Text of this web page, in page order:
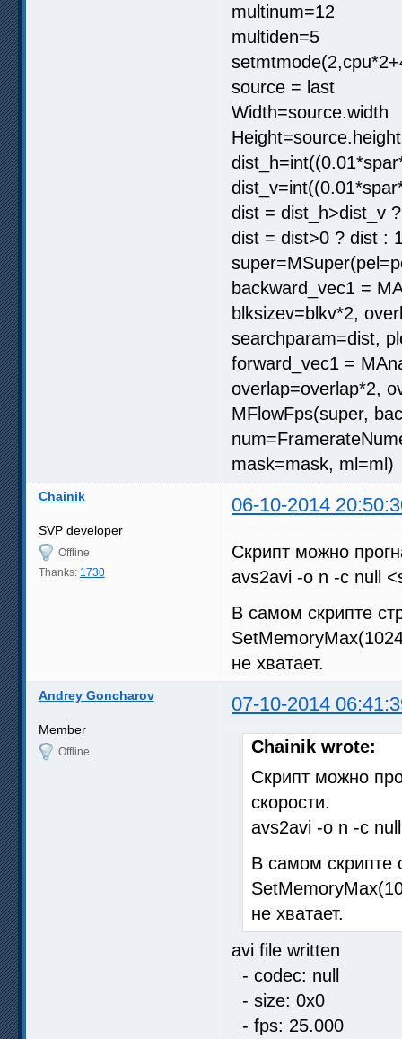
multinum=12
multiden=5
source = last
Width=source.width
Height=source.height
dist = dist_h>dist_v
dist = dist>0 ? dist :
backward_vec1 =
blksizev=blkv*2,
searchparam=dist,
forward_vec1 =
overlap=overlap*2,
MFlowFps(super,
mask=mask, ml=ml)
Chainik 06-10-2014
SVP developer
Offline
Thanks: 1730
Скрипт можно
avs2avi -o n -c null
В самом скрипте
не хватает.
Andrey Goncharov 07-10-2014
Member
Offline
Chainik wrote:
Скрипт можно
скорости.
avs2avi -o n -c
В самом скрипте
не хватает.
avi file written
- codec: null
- size: 0x0
- fps: 25.000